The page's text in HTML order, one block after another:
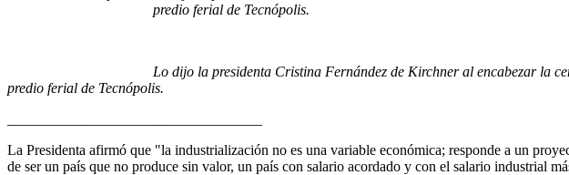
predio ferial de Tecnópolis.
Lo dijo la presidenta Cristina Fernández de Kirchner al encabezar la
predio ferial de Tecnópolis.
La Presidenta afirmó que "la industrialización no es una variable económica; responde a un
de ser un país que no produce sin valor, un país con salario acordado y con el salario industrial